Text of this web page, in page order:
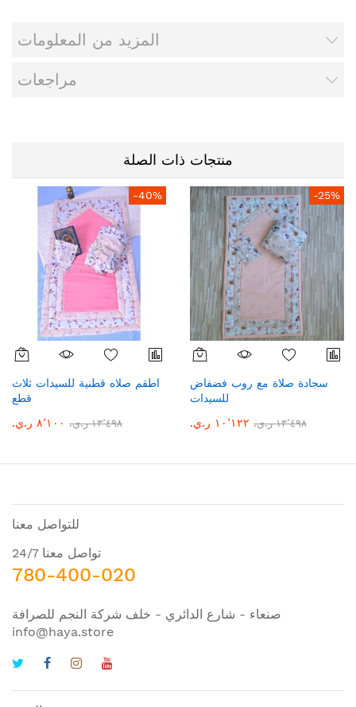
المزيد من المعلومات
مراجعات
منتجات ذات الصلة
-40%
اطقم صلاه قطنية للسيدات ثلاث
قطع
٨٬١٠٠ ر.ي.‏
١٣٬٤٩٨ ر.ي.‏
-25%
سجادة صلاة مع روب فضفاض
للسيدات
١٠٬١٢٢ ر.ي.‏
١٣٬٤٩٨ ر.ي.‏
للتواصل معنا
تواصل معنا 24/7
780-400-020
صنعاء - شارع الدائري - خلف شركة النجم للصرافة
info@haya.store